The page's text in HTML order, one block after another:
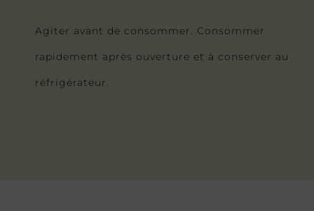
Agiter avant de consommer. Consommer
rapidement après ouverture et à conserver au
réfrigérateur.